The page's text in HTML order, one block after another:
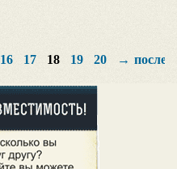
16 17 18 19 20 →